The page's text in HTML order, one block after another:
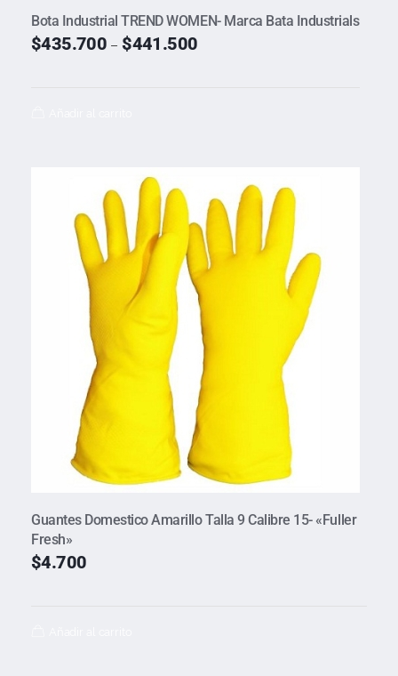
Bota Industrial TREND WOMEN- Marca Bata Industrials
$435.700 – $441.500
Guantes Domestico Amarillo Talla 9 Calibre 15- «Fuller
Fresh»
$4.700